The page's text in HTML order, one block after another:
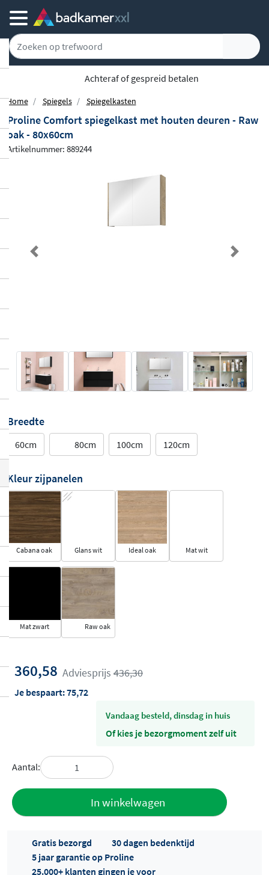
5779 klanten geven ons een 9.1
Home Spiegels Spiegelkasten
Proline Comfort spiegelkast met houten deuren - Raw
oak - 80x60cm
Artikelnummer: 889244
Previous Next
Breedte
60cm 80cm 100cm 120cm
Kleur zijpanelen
Cabana oak Glans wit Ideal oak Mat wit
Mat zwart Raw oak
360,58 Adviesprijs 436,30
Je bespaart:75,72
vandaag besteld, dinsdag in huis
Of kies je bezorgmoment zelf uit
Aantal:
In winkelwagen
Gratis bezorgd
30 dagen bedenktijd
5 jaar garantie op Proline
25.000+ klanten gingen je voor